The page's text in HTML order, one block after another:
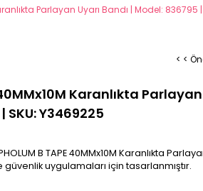
Parlayan Uyarı Bandı | Model: 836795
< <
40MMx10M Karanlıkta
SKU: Y3469225
B TAPE 40MMx10M Karanlıkta
uygulamaları için tasarlanmıştır.